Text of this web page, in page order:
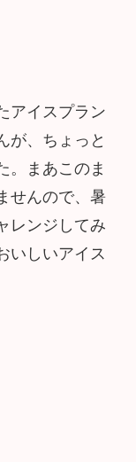
アイスプラン
が、ちょっと
。まあこのま
せんので、暑
レンジしてみ
いしいアイス